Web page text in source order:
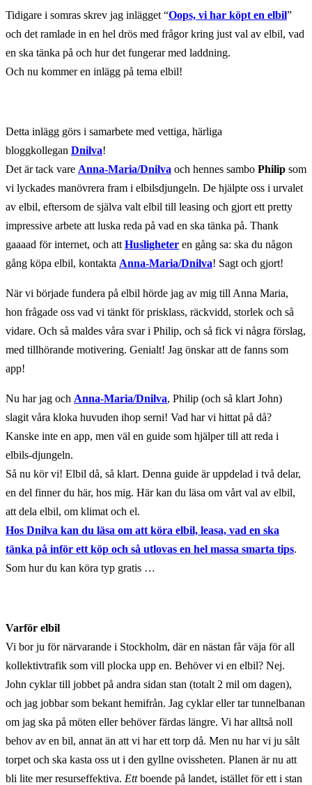
Tidigare i somras skrev jag inlägget “Oops, vi har köpt en elbil”
och det ramlade in en hel drös med frågor kring just val av elbil, vad
en ska tänka på och hur det fungerar med laddning.
Och nu kommer en inlägg på tema elbil!
Detta inlägg görs i samarbete med vettiga, härliga
bloggkollegan Dnilva!
Det är tack vare Anna-Maria/Dnilva och hennes sambo Philip som
vi lyckades manövrera fram i elbilsdjungeln. De hjälpte oss i urvalet
av elbil, eftersom de själva valt elbil till leasing och gjort ett pretty
impressive arbete att luska reda på vad en ska tänka på. Thank
gaaaad för internet, och att Husligheter en gång sa: ska du någon
gång köpa elbil, kontakta Anna-Maria/Dnilva! Sagt och gjort!
När vi började fundera på elbil hörde jag av mig till Anna Maria,
hon frågade oss vad vi tänkt för prisklass, räckvidd, storlek och så
vidare. Och så maldes våra svar i Philip, och så fick vi några förslag,
med tillhörande motivering. Genialt! Jag önskar att de fanns som
app!
Nu har jag och Anna-Maria/Dnilva, Philip (och så klart John)
slagit våra kloka huvuden ihop serni! Vad har vi hittat på då?
Kanske inte en app, men väl en guide som hjälper till att reda i
elbils-djungeln.
Så nu kör vi! Elbil då, så klart. Denna guide är uppdelad i två delar,
en del finner du här, hos mig. Här kan du läsa om vårt val av elbil,
att dela elbil, om klimat och el.
Hos Dnilva kan du läsa om att köra elbil, leasa, vad en ska
tänka på inför ett köp och så utlovas en hel massa smarta tips.
Som hur du kan köra typ gratis …
Varför elbil
Vi bor ju för närvarande i Stockholm, där en nästan får väja för all
kollektivtrafik som vill plocka upp en. Behöver vi en elbil? Nej.
John cyklar till jobbet på andra sidan stan (totalt 2 mil om dagen),
och jag jobbar som bekant hemifrån. Jag cyklar eller tar tunnelbanan
om jag ska på möten eller behöver färdas längre. Vi har alltså noll
behov av en bil, annat än att vi har ett torp då. Men nu har vi ju sålt
torpet och ska kasta oss ut i den gyllne ovissheten. Planen är nu att
bli lite mer resurseffektiva. Ettboende på landet, istället för ett i stan